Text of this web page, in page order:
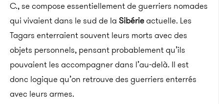
C., se compose essentiellement de guerriers nomades
qui vivaient dans le sud de la Sibérieactuelle. Les
Tagars enterraient souvent leurs morts avec des
objets personnels, pensant probablement qu’ils
pouvaient les accompagner dans l’au-delà. Il est
donc logique qu’on retrouve des guerriers enterrés
avec leurs armes.